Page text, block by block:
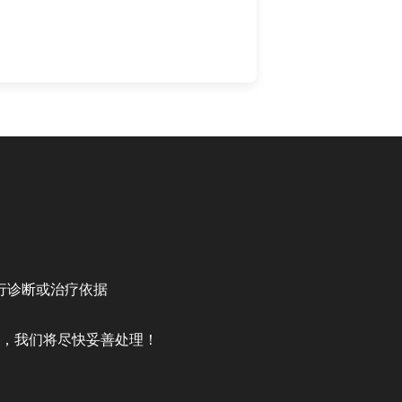
诊断或治疗依据
我们将尽快妥善处理！